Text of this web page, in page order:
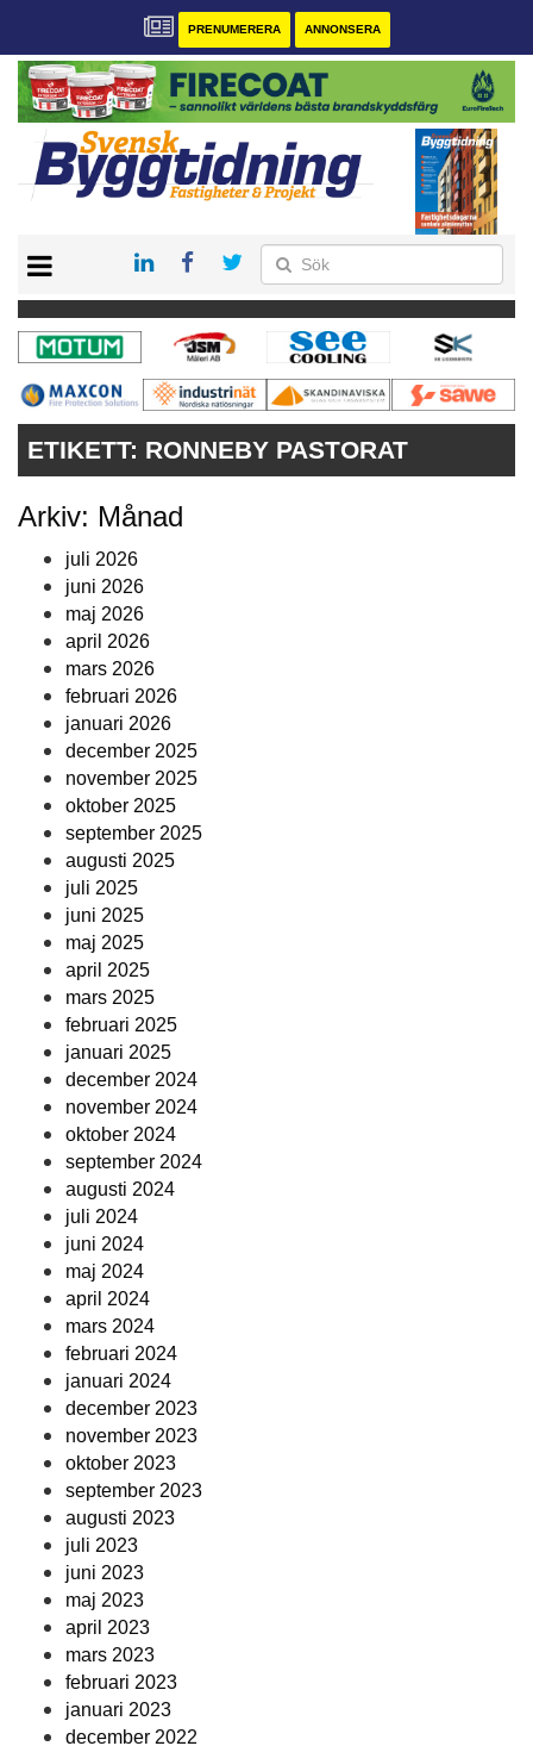
PRENUMERERA ANNONSERA
PRENUMERERA
VÅRA ANDRA MAGASIN
ANNONSERA
ETIKETT: RONNEBY PASTORAT
Arkiv: Månad
juli 2026
juni 2026
maj 2026
april 2026
mars 2026
februari 2026
januari 2026
december 2025
november 2025
oktober 2025
september 2025
augusti 2025
juli 2025
juni 2025
maj 2025
april 2025
mars 2025
februari 2025
januari 2025
december 2024
november 2024
oktober 2024
september 2024
augusti 2024
juli 2024
juni 2024
maj 2024
april 2024
mars 2024
februari 2024
januari 2024
december 2023
november 2023
oktober 2023
september 2023
augusti 2023
juli 2023
juni 2023
maj 2023
april 2023
mars 2023
februari 2023
januari 2023
december 2022